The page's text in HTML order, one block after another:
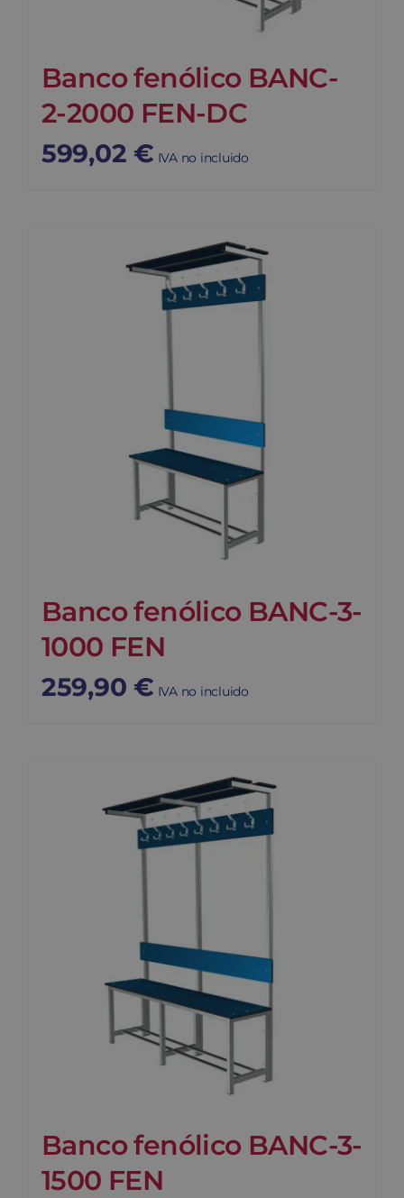
Banco fenólico BANC-
2-2000 FEN-DC
599,02 € IVA no incluido
Banco fenólico BANC-3-
1000 FEN
259,90 € IVA no incluido
Banco fenólico BANC-3-
1500 FEN